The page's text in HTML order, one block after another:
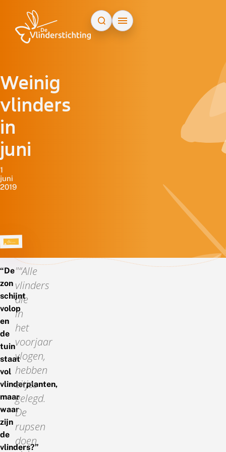
Weinig
vlinders
in
juni
1
juni
2019
“De
zon
schijnt
volop
en
de
tuin
staat
vol
vlinderplanten,
maar
waar
zijn
de
vlinders?”
“Alle
vlinders
die
in
het
voorjaar
vlogen,
hebben
eitjes
gelegd.
De
rupsen
doen